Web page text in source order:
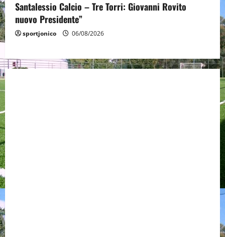
Santalessio Calcio – Tre Torri: Giovanni Rovito
nuovo Presidente”
sportjonico 06/08/2026